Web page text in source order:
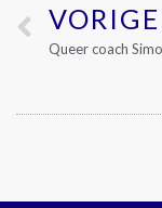
VORIGE